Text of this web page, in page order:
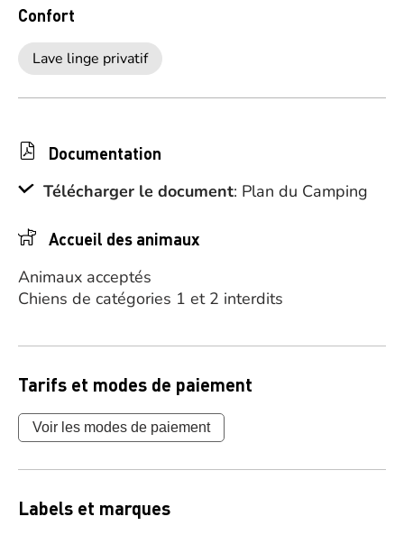
Confort
Lave linge privatif
Documentation
Télécharger le document: Plan du Camping
Accueil des animaux
Animaux acceptés
Chiens de catégories 1 et 2 interdits
Tarifs et modes de paiement
Voir les modes de paiement
Labels et marques